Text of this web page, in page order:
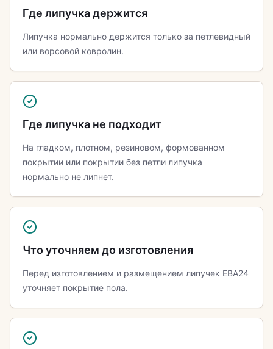
Где липучка держится
Липучка нормально держится только за петлевидный
или ворсовой ковролин.
Где липучка не подходит
На гладком, плотном, резиновом, формованном
покрытии или покрытии без петли липучка
нормально не липнет.
Что уточняем до изготовления
Перед изготовлением и размещением липучек ЕВА24
уточняет покрытие пола.